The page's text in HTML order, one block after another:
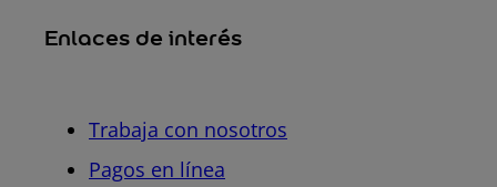
Enlaces de interés
Trabaja con nosotros
Pagos en línea